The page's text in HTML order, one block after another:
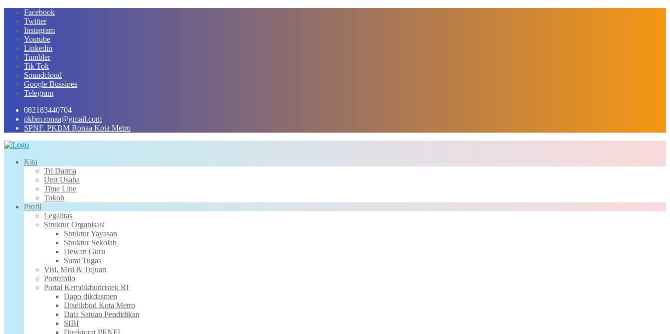
Skip
content
Facebook
Twitter
Instagram
Youtube
Linkedin
Tumbler
Tik Tok
Soundcloud
Google Bussines
Telegram
082183440704
pkbm.ronaa@gmail.com
SPNF. PKBM Ronaa Kota Metro
Kita
Tri Darma
Unit Usaha
Time Line
Tokoh
Profil
Legalitas
Struktur Organisasi
Struktur Yayasan
Struktur Sekolah
Dewan Guru
Surat Tugas
Visi, Misi & Tujuan
Portofolio
Portal Kemdikbudristek RI
Dapo dikdasmen
Disdikbud Kota Metro
Data Satuan Pendidikan
SIBI
Direktorat PENFI